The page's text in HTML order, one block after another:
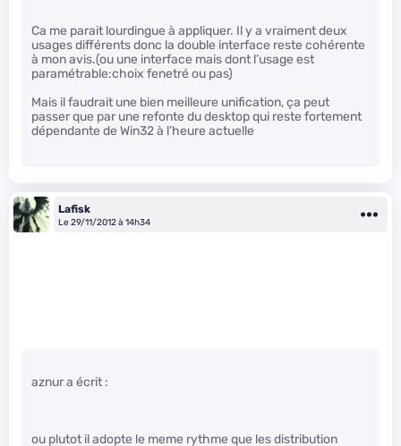
Ca me parait lourdingue à appliquer. Il y a vraiment deux
usages différents donc la double interface reste cohérente
à mon avis.(ou une interface mais dont l’usage est
paramétrable:choix fenetré ou pas)
Mais il faudrait une bien meilleure unification, ça peut
passer que par une refonte du desktop qui reste fortement
dépendante de Win32 à l’heure actuelle
Lafisk
Le 29/11/2012 à 14h34
aznur a écrit :
ou plutot il adopte le meme rythme que les distribution